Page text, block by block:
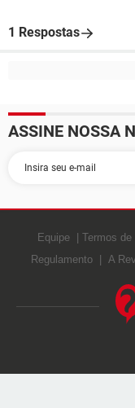
1 Respostas
ASSINE NOSSA
Equipe Termos de
Regulamento
A